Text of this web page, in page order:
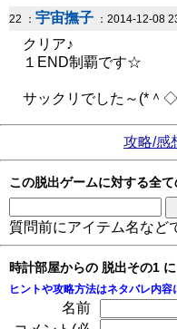
22 ： 宇宙撫子 ：2014-12-08
クリア♪
１END制覇です☆
サックリでした～(*＾
攻略/感
この脱出ゲームに対する全
質問前にアイテム名など
時計部屋からの 脱出その1
ヒントや攻略方法はネタバレ内容
名前